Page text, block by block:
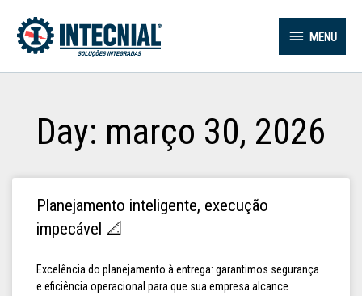
MENU
Day: março 30, 2026
Planejamento inteligente, execução
impecável 📐
Excelência do planejamento à entrega: garantimos segurança
e eficiência operacional para que sua empresa alcance